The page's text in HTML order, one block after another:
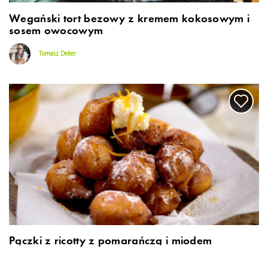
Wegański tort bezowy z kremem kokosowym i
sosem owocowym
Tomasz Deker
Pączki z ricotty z pomarańczą i miodem